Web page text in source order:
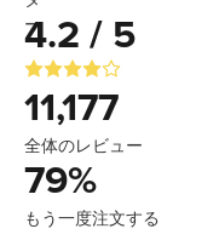
4.2 / 5
11,177
全体のレビュー
79%
もう一度注文する